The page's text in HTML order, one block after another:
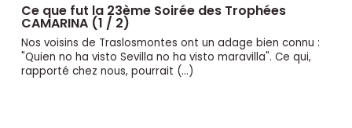
Ce que fut la 23ème Soirée des Trophées
CAMARINA (1 / 2)
Nos voisins de Traslosmontes ont un adage bien connu :
"Quien no ha visto Sevilla no ha visto maravilla". Ce qui,
rapporté chez nous, pourrait (…)